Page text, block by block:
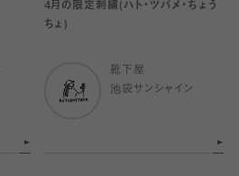
4月の限定刺繍(ハト・ツバメ・ちょう
ちょ)
靴下屋
池袋サンシャイン